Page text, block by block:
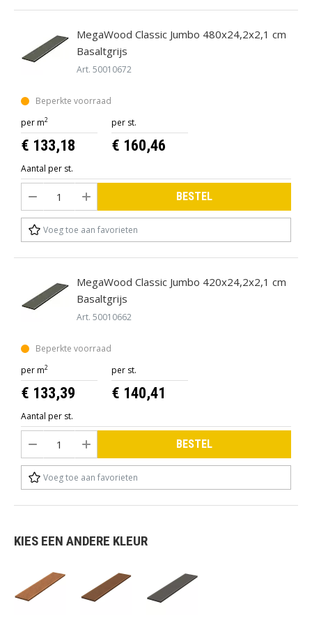
Holzart is Din EN71-3 gecertifiseerd en daarmee geschikt
als grondstof voor speelgoed.
25 jaar garantie tegen rot bij grondcontact.
Eenvoudig te zagen en te boren.
MegaWood Classic Jumbo 480x24,2x2,1 cm
Basaltgrijs
Art. 50010672
Beperkte voorraad
per m2
€ 133,18
per st.
€ 160,46
Aantal per st.
BESTEL
Voeg toe aan favorieten
MegaWood Classic Jumbo 420x24,2x2,1 cm
Basaltgrijs
Art. 50010662
Beperkte voorraad
per m2
€ 133,39
per st.
€ 140,41
Aantal per st.
BESTEL
Voeg toe aan favorieten
KIES EEN ANDERE KLEUR